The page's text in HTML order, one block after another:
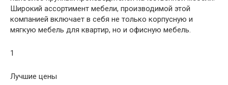
Широкий ассортимент мебели, производимой этой
компанией включает в себя не только корпусную и
мягкую мебель для квартир, но и офисную мебель.
1
Лучшие цены